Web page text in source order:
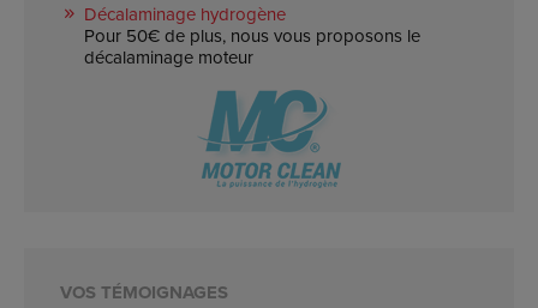
Décalaminage hydrogène
Pour 50€ de plus, nous vous proposons le
décalaminage moteur
VOS TÉMOIGNAGES